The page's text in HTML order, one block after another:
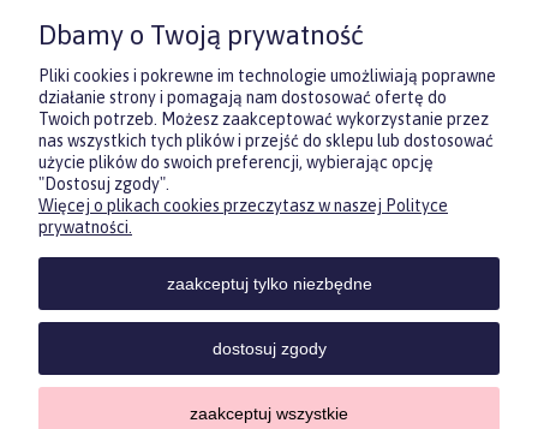
pewności, co będzie najbardziej
trafione.
DOWIEDZ SIĘ WIĘCEJ
KONTAKTPOMOC MOJE
Dbamy o Twoją prywatność
Pliki cookies i pokrewne im technologie umożliwiają poprawne
działanie strony i pomagają nam dostosować ofertę do
Twoich potrzeb. Możesz zaakceptować wykorzystanie przez
nas wszystkich tych plików i przejść do sklepu lub dostosować
użycie plików do swoich preferencji, wybierając opcję
"Dostosuj zgody".
Więcej o plikach cookies przeczytasz w naszej Polityce
prywatności.
zaakceptuj tylko niezbędne
dostosuj zgody
zaakceptuj wszystkie
Zasubskrybuj nasz newsletter
i otrzymaj5% rabatu na pierwszyzakup.
Twój email